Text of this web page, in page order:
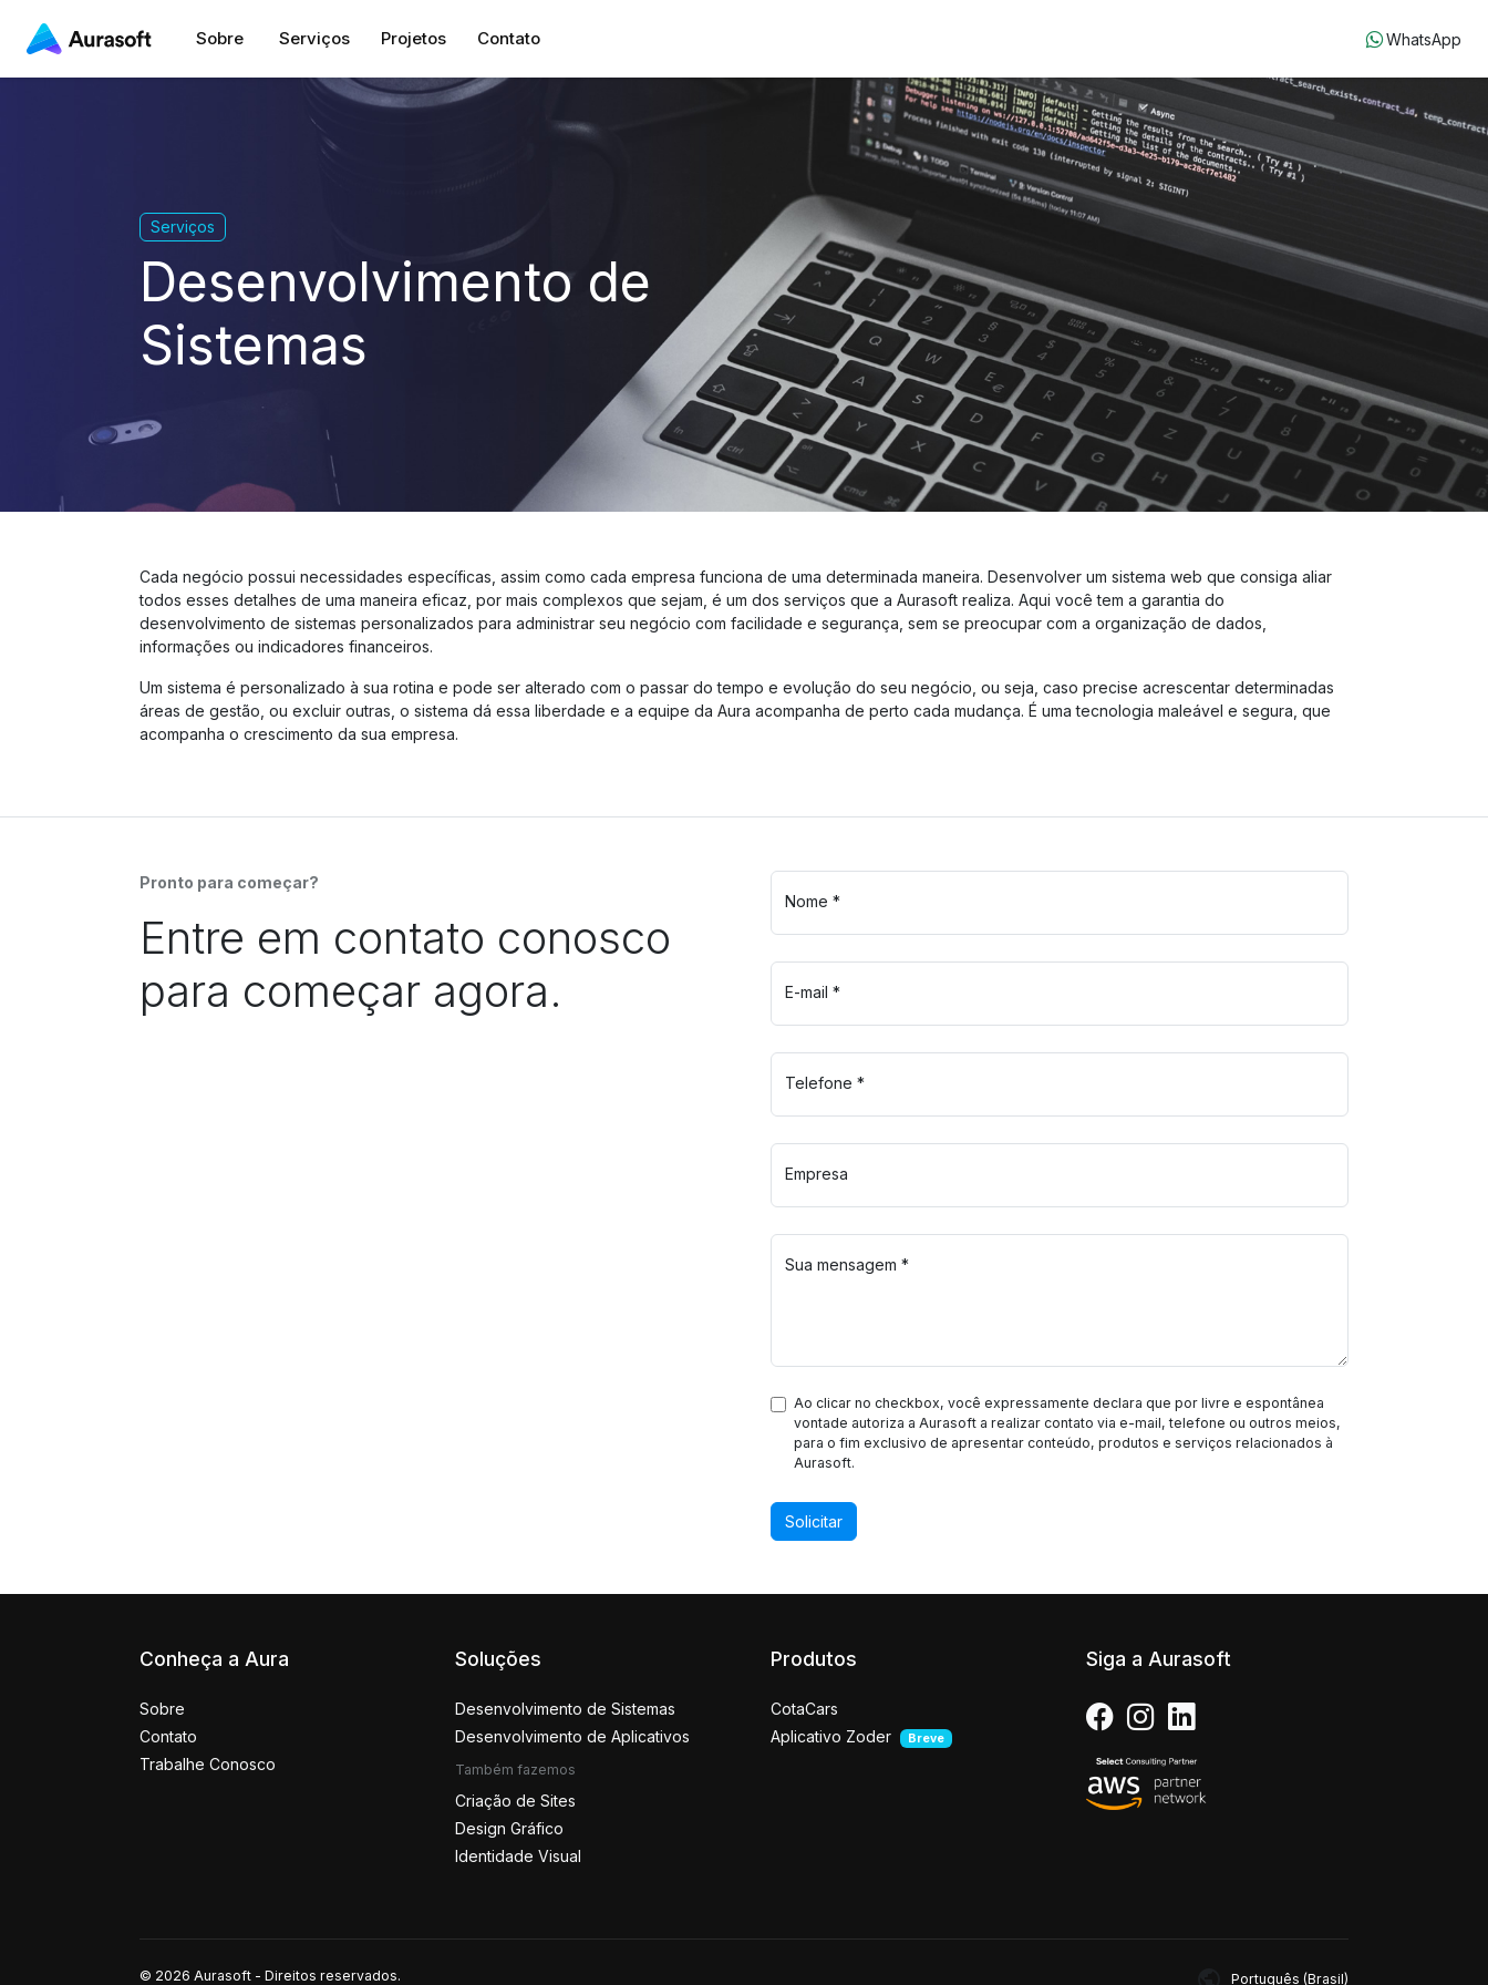
Sobre Serviços Projetos Contato WhatsApp
Serviços
Desenvolvimento de
Sistemas
Cada negócio possui necessidades específicas, assim como cada empresa funciona de uma determinada maneira. Desenvolver um sistema web que consiga aliar
todos esses detalhes de uma maneira eficaz, por mais complexos que sejam, é um dos serviços que a Aurasoft realiza. Aqui você tem a garantia do
desenvolvimento de sistemas personalizados para administrar seu negócio com facilidade e segurança, sem se preocupar com a organização de dados,
informações ou indicadores financeiros.
Um sistema é personalizado à sua rotina e pode ser alterado com o passar do tempo e evolução do seu negócio, ou seja, caso precise acrescentar determinadas
áreas de gestão, ou excluir outras, o sistema dá essa liberdade e a equipe da Aura acompanha de perto cada mudança. É uma tecnologia maleável e segura, que
acompanha o crescimento da sua empresa.
Pronto para começar?
Entre em contato conosco
para começar agora.
Nome *
E-mail *
Telefone *
Empresa
Sua mensagem *
Ao clicar no checkbox, você expressamente declara que por livre e espontânea
vontade autoriza a Aurasoft a realizar contato via e-mail, telefone ou outros meios,
para o fim exclusivo de apresentar conteúdo, produtos e serviços relacionados à
Aurasoft.
Solicitar
Conheça a Aura
Sobre
Contato
Trabalhe Conosco
Soluções
Desenvolvimento de Sistemas
Desenvolvimento de Aplicativos
Também fazemos
Criação de Sites
Design Gráfico
Identidade Visual
Produtos
CotaCars
Aplicativo Zoder
Breve
Siga a Aurasoft
© 2026 Aurasoft - Direitos reservados. Português (Brasil)